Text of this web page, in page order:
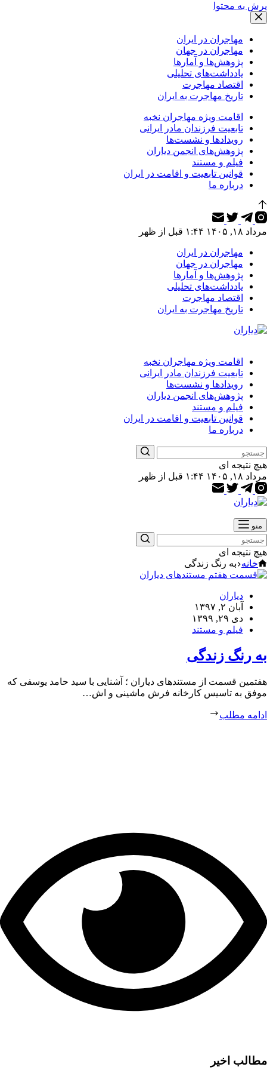
پرش به محتوا
مهاجران در ایران
مهاجران در جهان
پژوهش‌ها و آمارها
یادداشت‌های تحلیلی
اقتصاد مهاجرت
تاریخ مهاجرت به ایران
اقامت ویژه مهاجران نخبه
تابعیت فرزندان مادر ایرانی
رویدادها و نشست‌ها
پژوهش‌های انجمن دیاران
فیلم و مستند
قوانین تابعیت و اقامت در ایران
درباره ما
مرداد ۱۸, ۱۴۰۵ ۱:۴۴ قبل از ظهر
مهاجران در ایران
مهاجران در جهان
پژوهش‌ها و آمارها
یادداشت‌های تحلیلی
اقتصاد مهاجرت
تاریخ مهاجرت به ایران
اقامت ویژه مهاجران نخبه
تابعیت فرزندان مادر ایرانی
رویدادها و نشست‌ها
پژوهش‌های انجمن دیاران
فیلم و مستند
قوانین تابعیت و اقامت در ایران
درباره ما
هیچ نتیجه ای
مرداد ۱۸, ۱۴۰۵ ۱:۴۴ قبل از ظهر
منو
هیچ نتیجه ای
خانه به رنگ زندگی
دیاران
آبان ۲, ۱۳۹۷
دی ۲۹, ۱۳۹۹
فیلم و مستند
به رنگ زندگی
هفتمین قسمت از مستندهای دیاران ؛ آشنایی با سید حامد یوسفی که
موفق به تاسیس کارخانه فرش ماشینی و اش…
ادامه مطلب
مطالب اخیر